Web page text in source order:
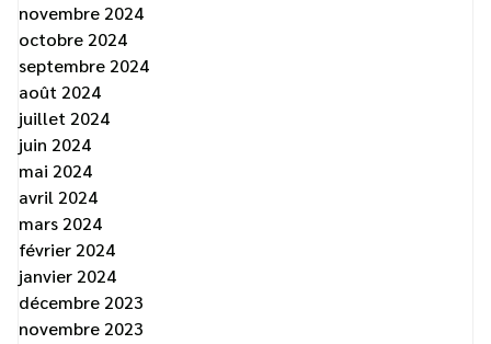
novembre 2024
octobre 2024
septembre 2024
août 2024
juillet 2024
juin 2024
mai 2024
avril 2024
mars 2024
février 2024
janvier 2024
décembre 2023
novembre 2023